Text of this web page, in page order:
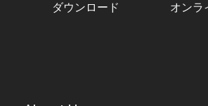
ダウンロード
オンラ